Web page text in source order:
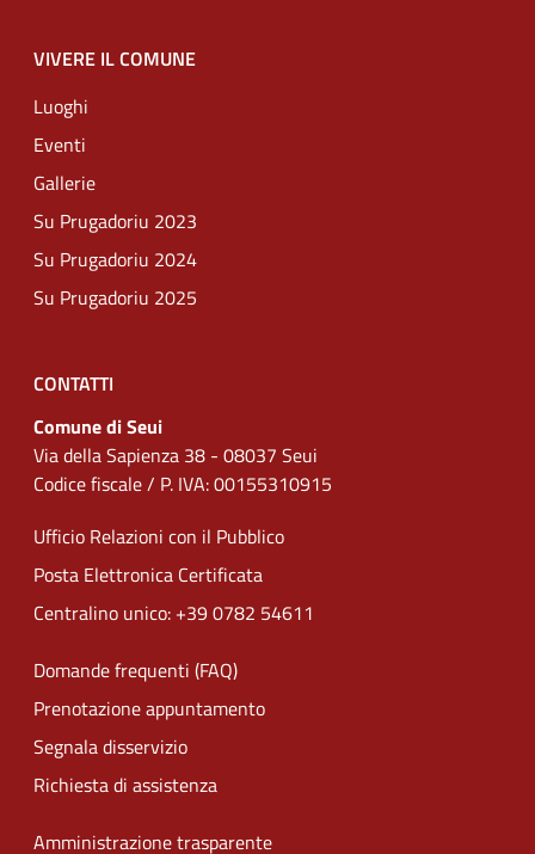
VIVERE IL COMUNE
Luoghi
Eventi
Gallerie
Su Prugadoriu 2023
Su Prugadoriu 2024
Su Prugadoriu 2025
CONTATTI
Comune di Seui
Via della Sapienza 38 - 08037 Seui
Codice fiscale / P. IVA: 00155310915
Ufficio Relazioni con il Pubblico
Posta Elettronica Certificata
Centralino unico: +39 0782 54611
Domande frequenti (FAQ)
Prenotazione appuntamento
Segnala disservizio
Richiesta di assistenza
Amministrazione trasparente